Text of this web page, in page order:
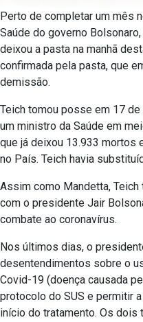
Perto de completar um mês
Saúde do governo
deixou a pasta na manhã
confirmada pela pasta, que
demissão.
Teich tomou posse em 17
um ministro da Saúde em
que já deixou 13.933 mortos
no País. Teich havia
Assim como Mandetta,
com o presidente Jair
combate ao coronavírus.
Nos últimos dias, o
desentendimentos sobre o
Covid-19 (doença causada
protocolo do SUS e permitir
início do tratamento. Os